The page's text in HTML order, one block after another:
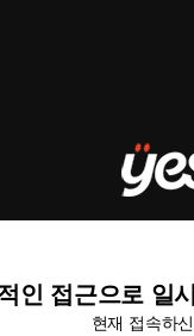
인 접근으로 일
현재 접속하